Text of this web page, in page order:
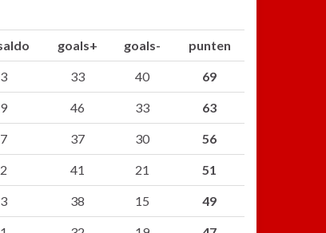
goals+ goals- punten
33 40 69
46 33 63
37 30 56
41 21 51
38 15 49